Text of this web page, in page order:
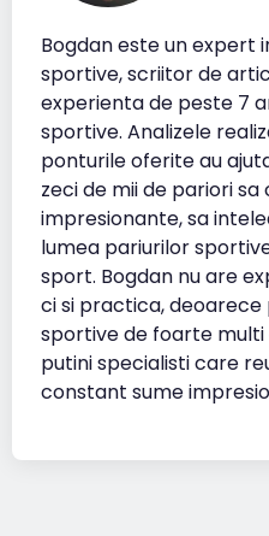
Bogdan este un expert
sportive, scriitor de
experienta de peste 7
sportive. Analizele
ponturile oferite au
zeci de mii de pariori
impresionante, sa
lumea pariurilor
sport. Bogdan nu are
ci si practica, deoarece
sportive de foarte multi
putini specialisti care
constant sume